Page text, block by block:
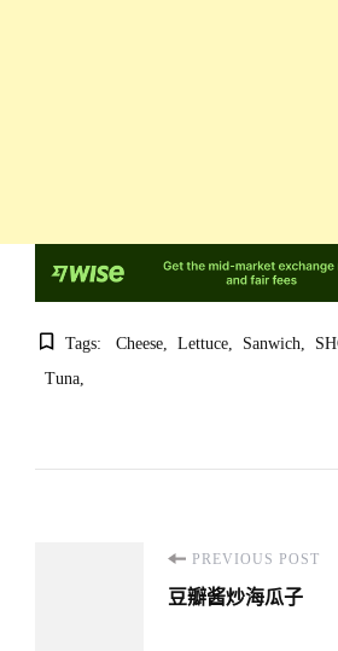
Tags: Cheese Lettuce Sanwich
Tuna
Navigation
PREVIOUS POST
豆瓣酱炒海瓜子